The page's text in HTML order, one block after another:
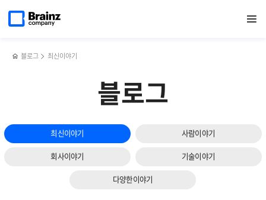
열기
페이지로
블로그 최신이야기
블로그
최신이야기 사람이야기
회사이야기 기술이야기
다양한이야기